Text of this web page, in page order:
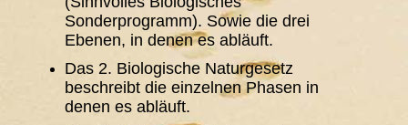
Sonderprogramm). Sowie die drei
Ebenen, in denen es abläuft.
Das 2. Biologische Naturgesetz
beschreibt die einzelnen Phasen in
denen es abläuft.